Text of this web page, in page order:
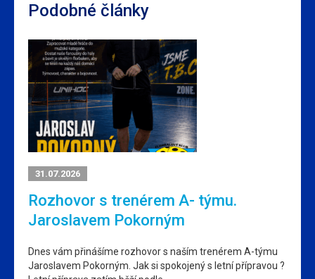
Podobné články
31.07.2026
Rozhovor s trenérem A- týmu.
Jaroslavem Pokorným
Dnes vám přinášíme rozhovor s naším trenérem A-týmu
Jaroslavem Pokorným. Jak si spokojený s letní přípravou ?